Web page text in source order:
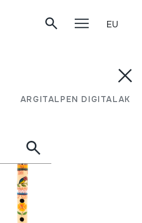
ARGITALPEN DIGITALAK
EU